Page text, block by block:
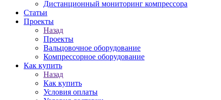
Дистанционный мониторинг компрессора
Статьи
Проекты
Назад
Проекты
Вальцовочное оборудование
Компрессорное оборудование
Как купить
Назад
Как купить
Условия оплаты